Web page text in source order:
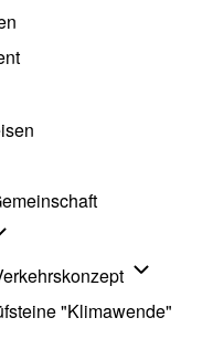
von Erwachsene
von Der
"Klimawende"